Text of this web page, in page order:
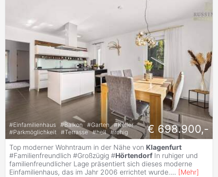
#Einfamilienhaus #Balkon #Garten #Keller
#Parkmöglichkeit #Terrasse #hell #ruhig € 698.900,-
Top moderner Wohntraum in der Nähe von Klagenfurt
#Familienfreundlich #Großzügig #Hörtendorf In ruhiger und
familienfreundlicher Lage präsentiert sich dieses moderne
Einfamilienhaus, das im Jahr 2006 errichtet wurde.... [Mehr]